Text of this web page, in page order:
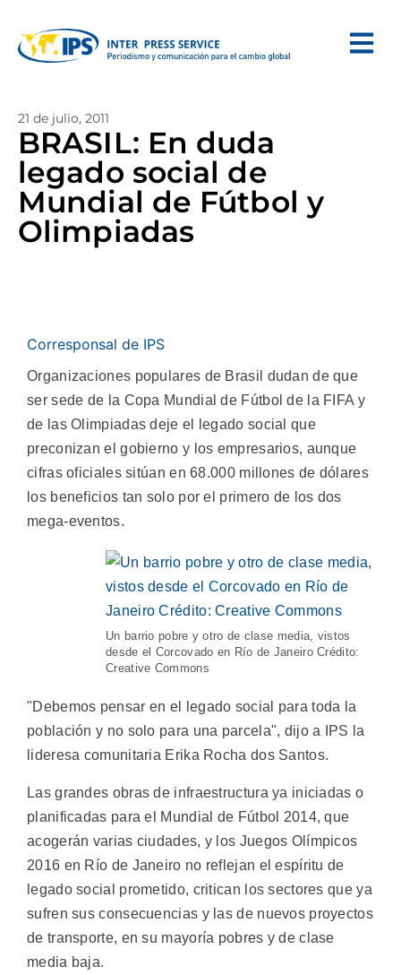
21 de julio, 2011
BRASIL: En duda
legado social de
Mundial de Fútbol y
Olimpiadas
Corresponsal de IPS
Organizaciones populares de Brasil dudan de que
ser sede de la Copa Mundial de Fútbol de la FIFA y
de las Olimpiadas deje el legado social que
preconizan el gobierno y los empresarios, aunque
cifras oficiales sitúan en 68.000 millones de dólares
los beneficios tan solo por el primero de los dos
mega-eventos.
Un barrio pobre y otro de clase media, vistos
desde el Corcovado en Río de Janeiro Crédito:
Creative Commons
"Debemos pensar en el legado social para toda la
población y no solo para una parcela", dijo a IPS la
lideresa comunitaria Erika Rocha dos Santos.
Las grandes obras de infraestructura ya iniciadas o
planificadas para el Mundial de Fútbol 2014, que
acogerán varias ciudades, y los Juegos Olímpicos
2016 en Río de Janeiro no reflejan el espíritu de
legado social prometido, critican los sectores que ya
sufren sus consecuencias y las de nuevos proyectos
de transporte, en su mayoría pobres y de clase
media baja.